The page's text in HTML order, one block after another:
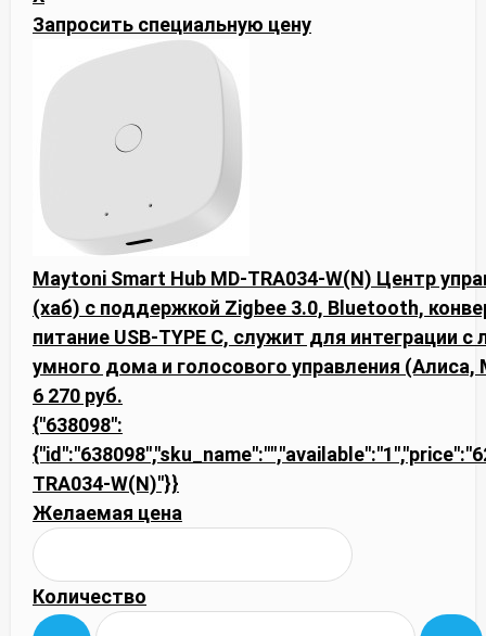
Запросить специальную цену
Maytoni Smart Hub MD-TRA034-W(N) Центр
(хаб) с поддержкой Zigbee 3.0, Bluetooth,
питание USB-TYPE C, служит для интеграции
умного дома и голосового управления (Алиса,
6 270 руб.
{"638098":
TRA034-W(N)"}}
Желаемая цена
Количество